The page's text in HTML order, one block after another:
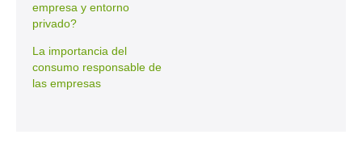
empresa y entorno
privado?
La importancia del
consumo responsable de
las empresas